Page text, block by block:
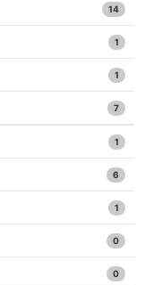
14
1
1
7
1
6
1
0
0